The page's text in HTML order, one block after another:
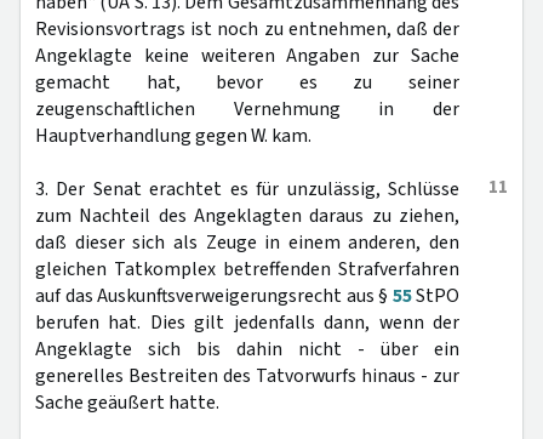
Revisionsvortrags ist noch zu entnehmen, daß der
Angeklagte keine weiteren Angaben zur Sache
gemacht hat, bevor es zu seiner
zeugenschaftlichen Vernehmung in der
Hauptverhandlung gegen W. kam.
11
3. Der Senat erachtet es für unzulässig, Schlüsse
zum Nachteil des Angeklagten daraus zu ziehen,
daß dieser sich als Zeuge in einem anderen, den
gleichen Tatkomplex betreffenden Strafverfahren
auf das Auskunftsverweigerungsrecht aus § 55StPO
berufen hat. Dies gilt jedenfalls dann, wenn der
Angeklagte sich bis dahin nicht - über ein
generelles Bestreiten des Tatvorwurfs hinaus - zur
Sache geäußert hatte.